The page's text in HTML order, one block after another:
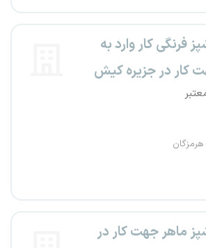
فرنگی کار وارد به
کار در جزیره کیش
هرمزگان
ماهر جهت کار در